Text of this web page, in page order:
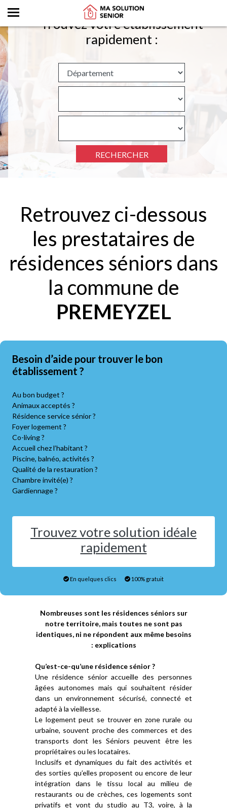
Trouvez votre établissement
rapidement :
RECHERCHER
Retrouvez ci-dessous
les prestataires de
résidences séniors dans
la commune de
PREMEYZEL
Besoin d’aide pour trouver le bon
établissement ?
Au bon budget ?
Animaux acceptés ?
Résidence service sénior ?
Foyer logement ?
Co-living ?
Accueil chez l’habitant ?
Piscine, balnéo, activités ?
Qualité de la restauration ?
Chambre invité(e) ?
Gardiennage ?
Trouvez votre solution idéale
rapidement
En quelques clics 100% gratuit
Nombreuses sont les résidences séniors sur
notre territoire, mais toutes ne sont pas
identiques, ni ne répondent aux même besoins
: explications
Qu’est-ce-qu’une résidence sénior ?
Une résidence sénior accueille des personnes
âgées autonomes mais qui souhaitent résider
dans un environnement sécurisé, connecté et
adapté à la vieillesse.
Le logement peut se trouver en zone rurale ou
urbaine, souvent proche des commerces et des
transports dont les Séniors peuvent être les
propriétaires ou les locataires.
Inclusifs et dynamiques du fait des activités et
des sorties qu’elles proposent ou encore de leur
intégration dans le tissu local au milieu de
restaurants ou de crèches, ces logements sont
privatifs et vont du studio au T3, voire, à la